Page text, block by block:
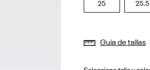
25 25.5
Guía de tallas